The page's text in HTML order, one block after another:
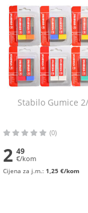
Stabilo Gumice
(0)
2 49
€/kom
Cijena za j.m.: 1,25 €/kom